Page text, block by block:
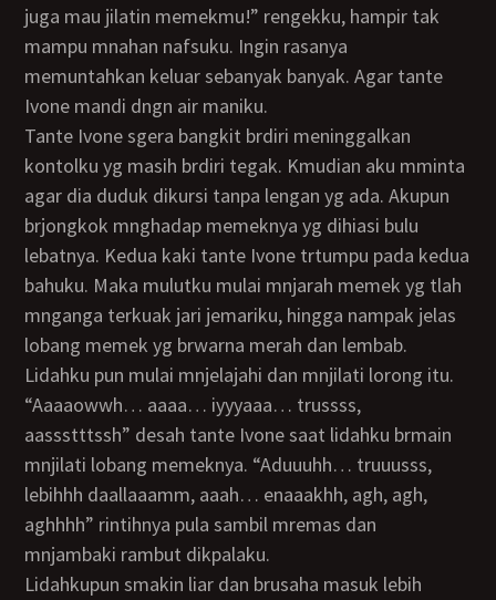
juga mau jilatin memekmu!” rengekku, hampir tak
mampu mnahan nafsuku. Ingin rasanya
memuntahkan keluar sebanyak banyak. Agar tante
Ivone mandi dngn air maniku.
Tante Ivone sgera bangkit brdiri meninggalkan
kontolku yg masih brdiri tegak. Kmudian aku mminta
agar dia duduk dikursi tanpa lengan yg ada. Akupun
brjongkok mnghadap memeknya yg dihiasi bulu
lebatnya. Kedua kaki tante Ivone trtumpu pada kedua
bahuku. Maka mulutku mulai mnjarah memek yg tlah
mnganga terkuak jari jemariku, hingga nampak jelas
lobang memek yg brwarna merah dan lembab.
Lidahku pun mulai mnjelajahi dan mnjilati lorong itu.
“Aaaaowwh… aaaa… iyyyaaa… trussss,
aassstttssh” desah tante Ivone saat lidahku brmain
mnjilati lobang memeknya. “Aduuuhh… truuusss,
lebihhh daallaaamm, aaah… enaaakhh, agh, agh,
aghhhh” rintihnya pula sambil mremas dan
mnjambaki rambut dikpalaku.
Lidahkupun smakin liar dan brusaha masuk lebih